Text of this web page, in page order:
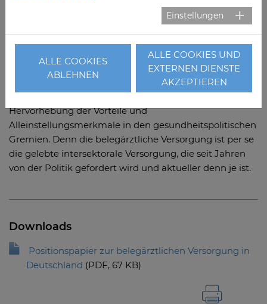
Zielsetzung der „9B“ ist die Stärkung der
Belegkrankenhäuser und des Belegarztwesens durch
Hervorhebung der Vorteile und
Alleinstellungsmerkmale in den gesundheitspolitischen
Gremien. Denn die belegärztliche Versorgung ist per se
die gelebte intersektorale Versorgung, die seit Jahren
von der Politik gefordert wird und aktueller denn je ist.
Downloads
Positionspapier zur belegärztlichen Versorgung in
Deutschland (PDF, 67 KB)
Einstellungen
ALLE COOKIES
ABLEHNEN
ALLE COOKIES UND
EXTERNEN DIENSTE
AKZEPTIEREN